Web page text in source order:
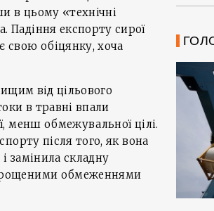
в цьому «технічні
Падіння експорту сирої
свою обіцянку, хоча
від цільового
в травні впали
менш обмежувальної цілі.
після того, як вона
замінила складну
обмеженнями